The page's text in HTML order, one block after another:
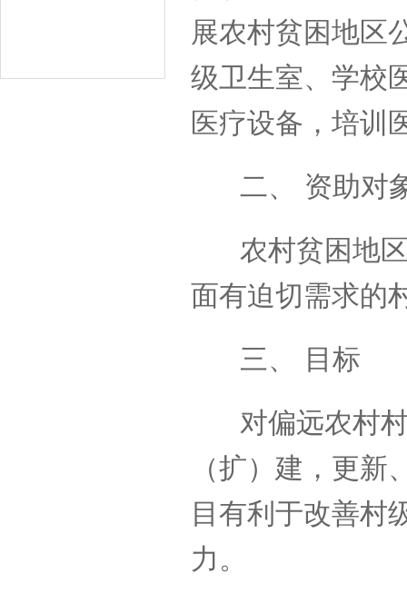
展农村贫困地区
级卫生室、学校
医疗设备，培训
二、 资助对
农村贫困地区
面有迫切需求的
三、 目标
对偏远农村村
（扩）建，更
目有利于改善村
力。